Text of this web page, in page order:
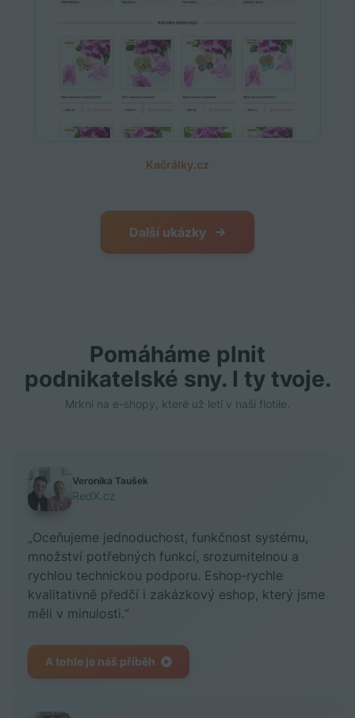
Kačrálky.cz
Další ukázky
Pomáháme plnit
podnikatelské sny. I ty tvoje.
Mrkni na e-shopy, které už letí v naší flotile.
Veronika Taušek
RedX.cz
„Oceňujeme jednoduchost, funkčnost systému,
množství potřebných funkcí, srozumitelnou a
rychlou technickou podporu. Eshop‑rychle
kvalitativně předčí i zakázkový eshop, který jsme
měli v minulosti.“
A tohle je náš příběh